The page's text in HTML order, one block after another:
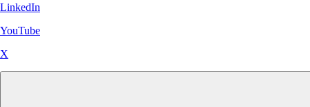
LinkedIn
YouTube
X